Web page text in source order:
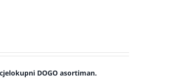
DOGO asortiman.